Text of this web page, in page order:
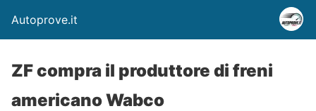
Autoprove.it
ZF compra il produttore di freni
americano Wabco